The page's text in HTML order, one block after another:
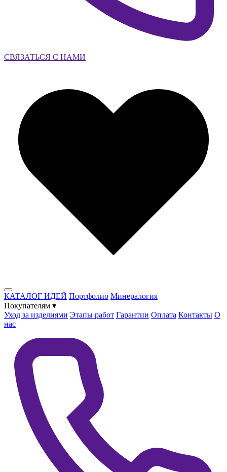
СВЯЗАТЬСЯ С НАМИ
КАТАЛОГ ИДЕЙ Портфолио Минералогия
Покупателям ▾
Уход за изделиями Этапы работ Гарантии Оплата Контакты О
нас